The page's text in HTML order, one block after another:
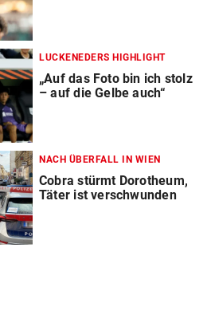
LUCKENEDERS HIGHLIGHT
„Auf das Foto bin ich stolz
– auf die Gelbe auch“
NACH ÜBERFALL IN WIEN
Cobra stürmt Dorotheum,
Täter ist verschwunden